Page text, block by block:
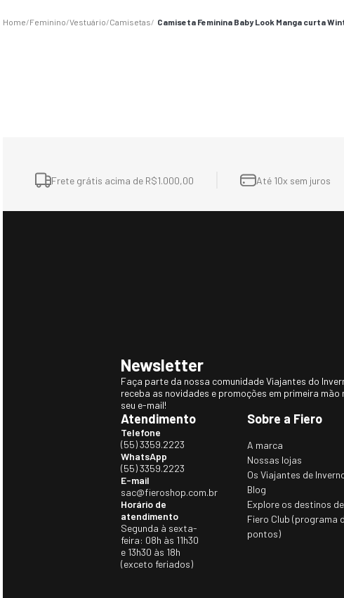
Feminino Vestuário Camisetas Camiseta Feminina Baby Look Manga curta
Frete grátis acima de R$1.000,00
Até 10x sem juros
Newsletter
Faça parte da nossa comunidade Viajantes do
receba as novidades e promoções em primeira mão
seu e-mail!
Atendimento
Telefone
(55) 3359.2223
WhatsApp
(55) 3359.2223
E-mail
sac@fieroshop.com.br
Horário de
atendimento
Segunda à sexta-
feira: 08h às 11h30
e 13h30 às 18h
(exceto feriados)
Sobre a Fiero
A marca
Nossas lojas
Os Viajantes de
Blog
Explore os destinos
Fiero Club (programa
pontos)